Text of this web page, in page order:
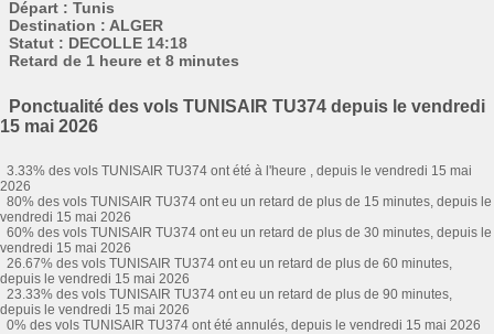
Départ : Tunis
Destination : ALGER
Statut : DECOLLE 14:18
Retard de 1 heure et 8 minutes
Ponctualité des vols TUNISAIR TU374 depuis le vendredi
15 mai 2026
3.33% des vols TUNISAIR TU374 ont été à l'heure , depuis le vendredi 15 mai
2026
80% des vols TUNISAIR TU374 ont eu un retard de plus de 15 minutes, depuis le
vendredi 15 mai 2026
60% des vols TUNISAIR TU374 ont eu un retard de plus de 30 minutes, depuis le
vendredi 15 mai 2026
26.67% des vols TUNISAIR TU374 ont eu un retard de plus de 60 minutes,
depuis le vendredi 15 mai 2026
23.33% des vols TUNISAIR TU374 ont eu un retard de plus de 90 minutes,
depuis le vendredi 15 mai 2026
0% des vols TUNISAIR TU374 ont été annulés, depuis le vendredi 15 mai 2026